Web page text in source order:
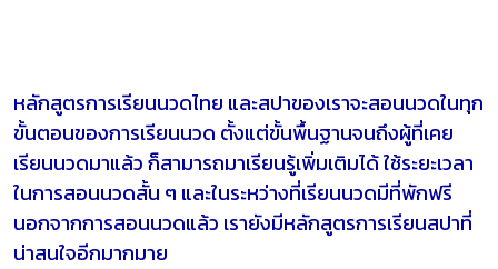
หลักสูตรการเรียนนวดไทย และสปาของเราจะสอนนวดในทุก
ขั้นตอนของการเรียนนวด ตั้งแต่ขั้นพื้นฐานจนถึงผู้ที่เคย
เรียนนวดมาแล้ว ก็สามารถมาเรียนรู้เพิ่มเติมได้ ใช้ระยะเวลา
ในการสอนนวดสั้น ๆ และในระหว่างที่เรียนนวดมีที่พักฟรี
นอกจากการสอนนวดแล้ว เรายังมีหลักสูตรการเรียนสปาที่
น่าสนใจอีกมากมาย